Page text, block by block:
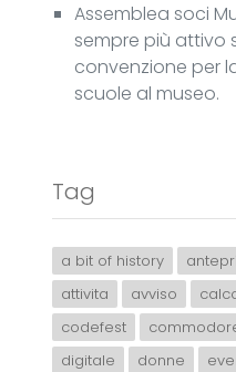
Assemblea soci
sempre più attivo
convenzione per
scuole al museo.
Tag
a bit of history
attivita
avviso
codefest
digitale
donne